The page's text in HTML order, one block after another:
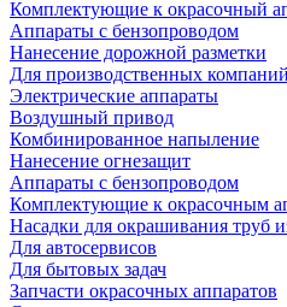
Комплектующие к окрасочный
Аппараты с бензопроводом
Нанесение дорожной разметки
Для производственных компаний
Электрические аппараты
Воздушный привод
Комбинированное напыление
Нанесение огнезащит
Аппараты с бензопроводом
Комплектующие к окрасочным
Насадки для окрашивания труб
Для автосервисов
Для бытовых задач
Запчасти окрасочных аппаратов